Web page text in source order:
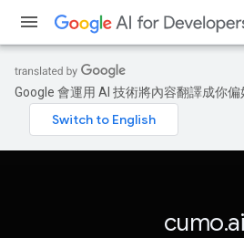
Google 會運用 AI 技術將內容翻譯成你偏
cumo.ai